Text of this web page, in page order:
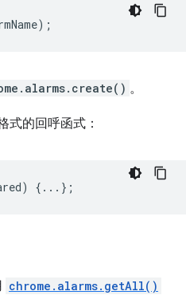
);
。
式的回呼函式：
) {...};
chrome.alarms.getAll()